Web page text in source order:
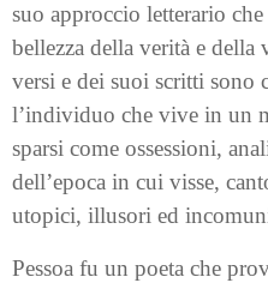
suo approccio letterario
bellezza della verità e
versi e dei suoi scritti sono
l’individuo che vive in un
sparsi come ossessioni,
dell’epoca in cui visse,
utopici, illusori ed
Pessoa fu un poeta che